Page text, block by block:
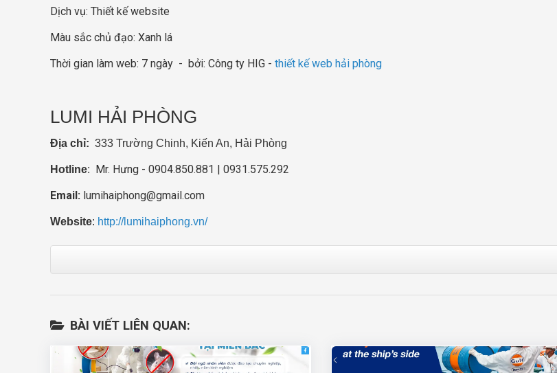
Dịch vụ: Thiết kế website
Màu sắc chủ đạo: Xanh lá
Thời gian làm web: 7 ngày - bởi: Công ty HIG - thiết kế web hải phòng
LUMI HẢI PHÒNG
Địa chỉ: 333 Trường Chinh, Kiến An, Hải Phòng
Hotline: Mr. Hưng - 0904.850.881 | 0931.575.292
Email: lumihaiphong@gmail.com
Website: http://lumihaiphong.vn/
BÀI VIẾT LIÊN QUAN: